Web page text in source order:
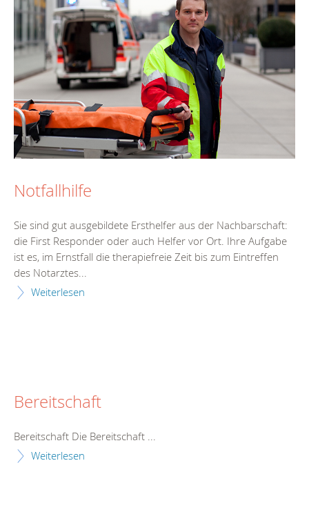
Notfallhilfe
Sie sind gut ausgebildete Ersthelfer aus der Nachbarschaft:
die First Responder oder auch Helfer vor Ort. Ihre Aufgabe
ist es, im Ernstfall die therapiefreie Zeit bis zum Eintreffen
des Notarztes...
Weiterlesen
Bereitschaft
Bereitschaft Die Bereitschaft ...
Weiterlesen